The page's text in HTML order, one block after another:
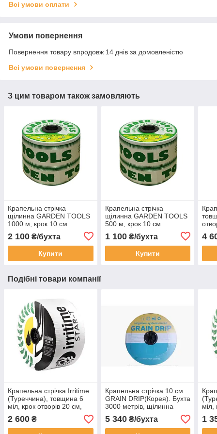
Всі умови оплати
Умови повернення
Повернення товару впродовж 14 днів за домовленістю
Всі умови повернення
З цим товаром також замовляють
Крапельна стрічка
щілинна GARDEN TOOLS
1000 м, крок 10 см
2 100 ₴/бухта
Купити
Крапельна стрічка
щілинна GARDEN TOOLS
500 м, крок 10 см
1 100₴/бухта
Купити
4
Подібні товари компанії
Крапельна стрічка Irritime
(Туреччина), товщина 6
міл, крок отворів 20 см,
витрата 1,6 л/год, діаметр
16 мм, бухта 1000 м
2 600 ₴
Крапельна стрічка 10 см
GRAIN DRIP(Корея). Бухта
3000 метрів, щілинна
5 340₴/бухта
міл,
1.6
1